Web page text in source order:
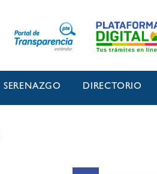
SERENAZGO DIRECTORIO